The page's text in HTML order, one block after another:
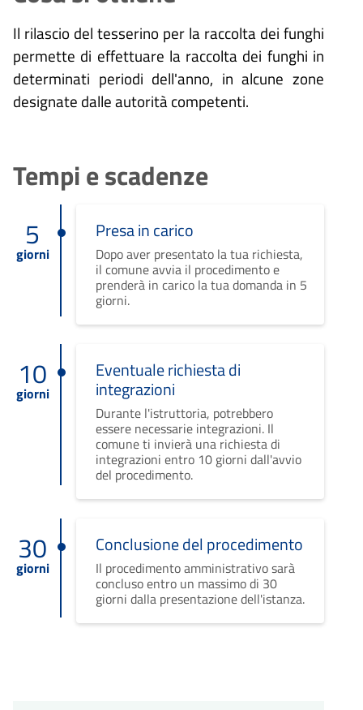
Il rilascio del tesserino per la raccolta dei funghi
permette di effettuare la raccolta dei funghi in
determinati periodi dell'anno, in alcune zone
designate dalle autorità competenti.
Tempi e scadenze
5
giorni
Presa in carico
Dopo aver presentato la tua richiesta,
il comune avvia il procedimento e
prenderà in carico la tua domanda in 5
giorni.
10
giorni
Eventuale richiesta di
integrazioni
Durante l'istruttoria, potrebbero
essere necessarie integrazioni. Il
comune ti invierà una richiesta di
integrazioni entro 10 giorni dall'avvio
del procedimento.
30
giorni
Conclusione del procedimento
Il procedimento amministrativo sarà
concluso entro un massimo di 30
giorni dalla presentazione dell'istanza.